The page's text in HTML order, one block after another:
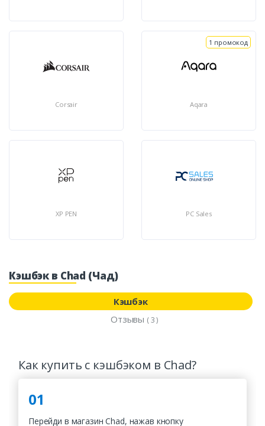
Corsair
1 промокод
Aqara
XP PEN PC Sales
Кэшбэк в Chad (Чад)
Кэшбэк
Отзывы ( 3 )
Как купить с кэшбэком в Chad?
01
Перейди в магазин Chad, нажав кнопку